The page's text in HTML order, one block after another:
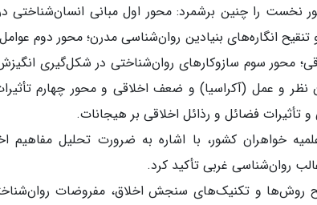
نخست را چنین برشمرد: محور اول مبانی انسان‌شناختی
انگاره‌های بنیادین روان‌شناسی مدرن؛ محور دوم
محور سوم سازوکارهای روان‌شناختی در شکل‌گیری
و عمل (آکراسیا) و ضعف اخلاقی و محور چهارم
و تأثیرات فضائل و رذائل اخلاقی بر هیجانات.
خواهران کشور، با اشاره به ضرورت تحلیل مفاهیم
روان‌شناسی غربی تأکید کرد.
روش‌ها و تکنیک‌های سنجش اخلاق، مفروضات